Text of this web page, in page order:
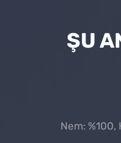
ŞU
Nem: %100,